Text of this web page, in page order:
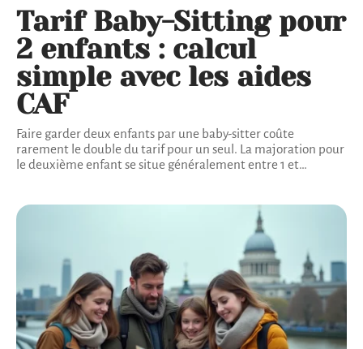
Tarif Baby-Sitting pour
2 enfants : calcul
simple avec les aides
CAF
Faire garder deux enfants par une baby-sitter coûte
rarement le double du tarif pour un seul. La majoration pour
le deuxième enfant se situe généralement entre 1 et…